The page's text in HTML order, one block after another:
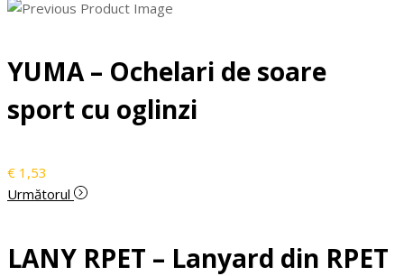
YUMA – Ochelari de soare
sport cu oglinzi
€ 1,53
Următorul
LANY RPET – Lanyard din RPET